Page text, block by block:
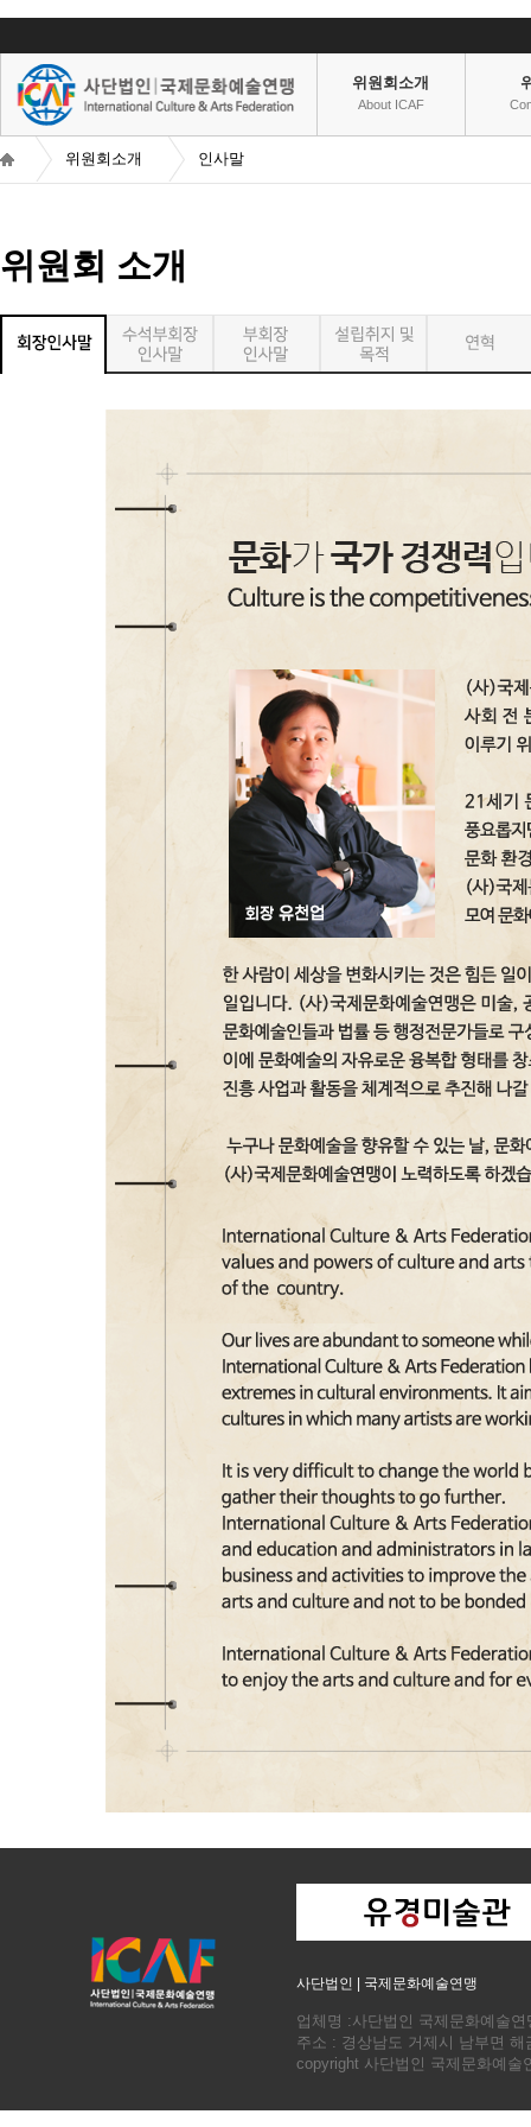
위원회소개
About ICAF
위원회소개 인사말
위원회 소개
사단법인 | 국제문화예술연맹
업체명 :사단법인 국제문화예술
주소 : 경상남도 거제시 남부면
copyright 사단법인 국제문화예술